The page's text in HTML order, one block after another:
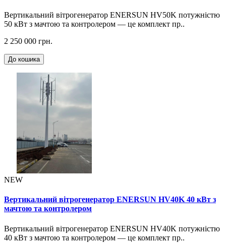
Вертикальний вітрогенератор ENERSUN HV50K потужністю
50 кВт з мачтою та контролером — це комплект пр..
2 250 000 грн.
До кошика
NEW
Вертикальний вітрогенератор ENERSUN HV40K 40 кВт з
мачтою та контролером
Вертикальний вітрогенератор ENERSUN HV40K потужністю
40 кВт з мачтою та контролером — це комплект пр..